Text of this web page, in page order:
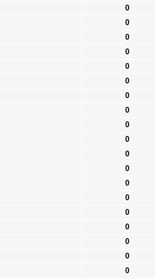
0
0
0
0
0
0
0
0
0
0
0
0
0
0
0
0
0
0
0